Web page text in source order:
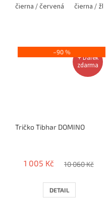
čierna / červená čierna / žltá
+ Dárek
zdarma
–90 %
Tričko Tibhar DOMINO
1 005 Kč 10 060 Kč
DETAIL